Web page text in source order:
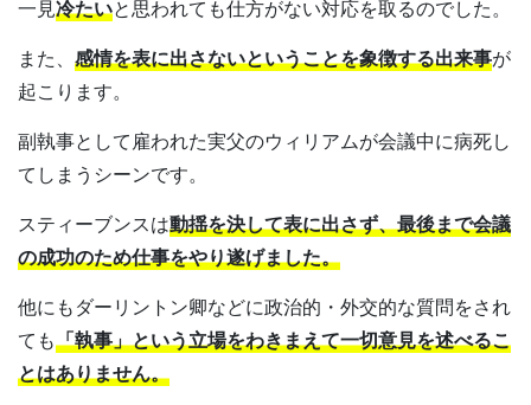
一見冷たいと思われても仕方がない対応を取るのでした。
また、 感情を表に出さないということを象徴する出来事が
起こります。
副執事として雇われた実父のウィリアムが会議中に病死し
てしまうシーンです。
スティーブンスは動揺を決して表に出さず、最後まで会議
の成功のため仕事をやり遂げました。
他にもダーリントン卿などに政治的・外交的な質問をされ
ても「執事」という立場をわきまえて一切意見を述べるこ
とはありません。